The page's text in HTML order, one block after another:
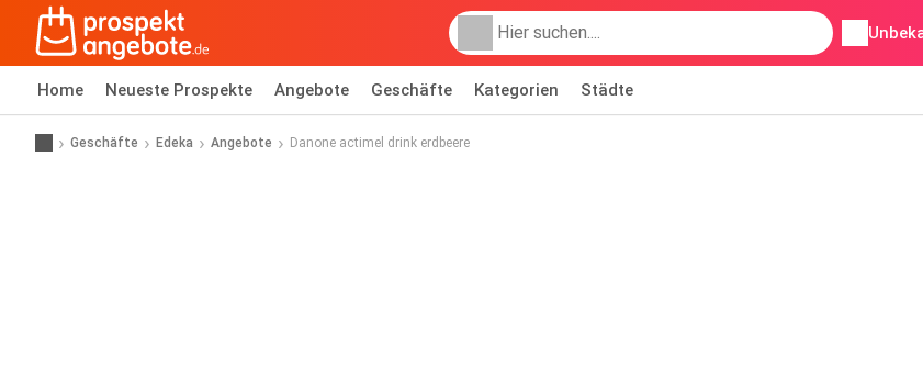
Home Neueste Prospekte Angebote Geschäfte Kategorien Städte
Geschäfte Edeka Angebote Danone actimel drink erdbeere